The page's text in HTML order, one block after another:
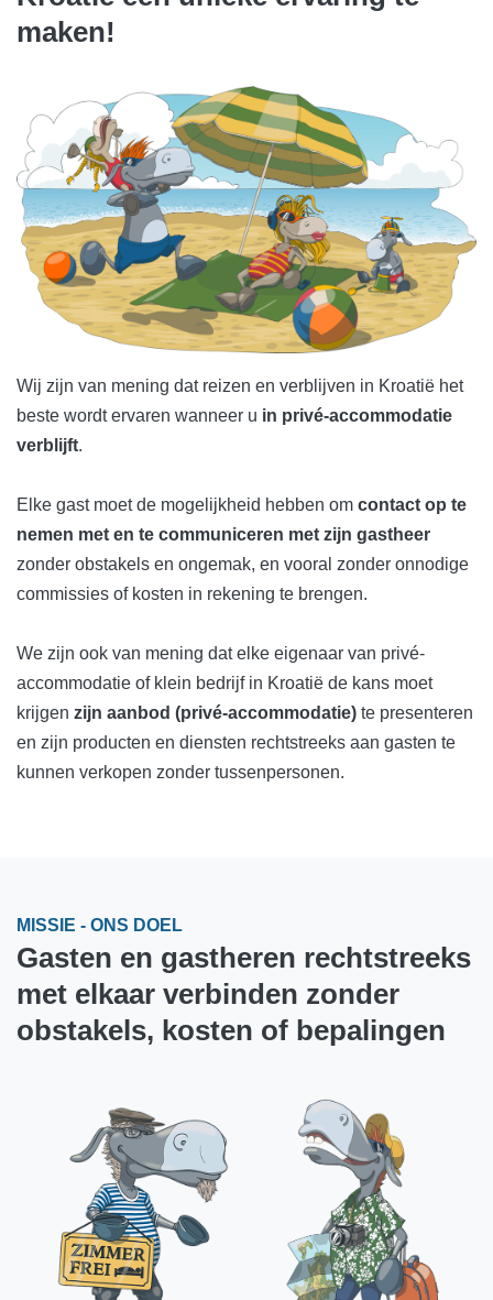
maken!
Wij zijn van mening dat reizen en verblijven in Kroatië het
beste wordt ervaren wanneer u in privé-accommodatie
verblijft.
Elke gast moet de mogelijkheid hebben om contact op te
nemen met en te communiceren met zijn gastheer
zonder obstakels en ongemak, en vooral zonder onnodige
commissies of kosten in rekening te brengen.
We zijn ook van mening dat elke eigenaar van privé-
accommodatie of klein bedrijf in Kroatië de kans moet
krijgen zijn aanbod (privé-accommodatie) te presenteren
en zijn producten en diensten rechtstreeks aan gasten te
kunnen verkopen zonder tussenpersonen.
MISSIE - ONS DOEL
Gasten en gastheren rechtstreeks
met elkaar verbinden zonder
obstakels, kosten of bepalingen